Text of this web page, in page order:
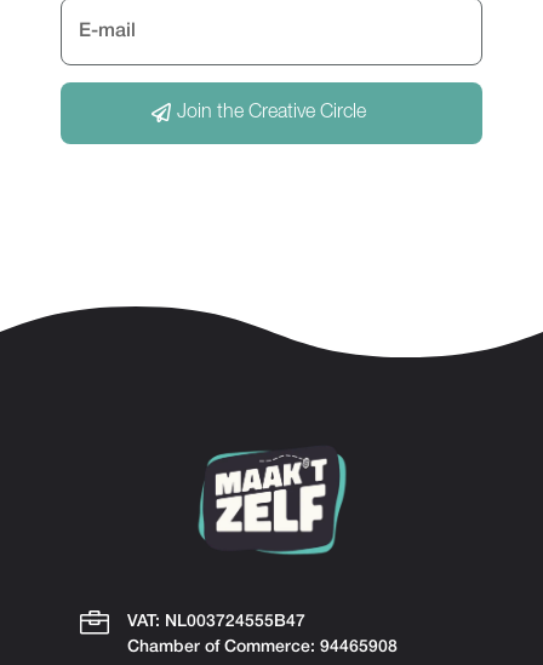
Join the Creative Circle

VAT: NL003724555B47
Chamber of Commerce: 94465908